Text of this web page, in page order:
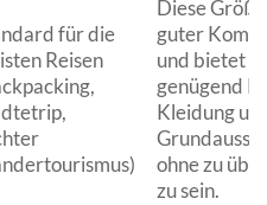
für die
Reisen
Diese
guter
und bietet
genügend
Kleidung
ohne zu
zu sein.